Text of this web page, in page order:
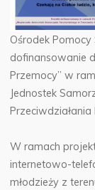
Ośrodek Pomocy
dofinansowanie
Przemocy” w
Jednostek
W ramach
internetowo-
młodzieży z